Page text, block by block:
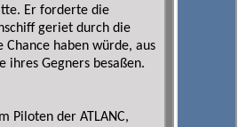
Er forderte die
geriet durch die
haben würde, aus
Gegners besaßen.
Piloten der ATLANC,